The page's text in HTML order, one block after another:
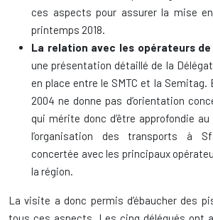
ces aspects pour assurer la mise en
printemps 2018.
La relation avec les opérateurs
une présentation détaillé de la
en place entre le SMTC et la Semitag.
2004 ne donne pas d’orientation
qui mérite donc d’être approfondie
l’organisation des transports à
concertée avec les principaux
la région.
La visite a donc permis d’ébaucher des